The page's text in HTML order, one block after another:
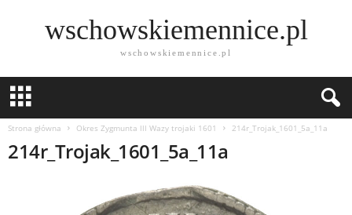
wschowskiemennice.pl
wschowskiemennice.pl
Strona główna Okres Zygmunta lll Wazy trojaki 1601 214r_Trojak_1601_5a_11a
214r_Trojak_1601_5a_11a